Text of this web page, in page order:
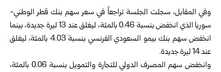
وفي المقابل، سجلت الجلسة تراجعاً في سعر سهم بنك قطر الوطني-
سوريا الذي انخفض بنسبة 0.46 بالمئة، ليغلق عند 13 ليرة جديدة، بينما
انخفض سهم بنك بيمو السعودي الفرنسي بنسبة 4.03 بالمئة، ليغلق
عند 14 ليرة جديدة.
وانخفض سهم المصرف الدولي للتجارة والتمويل بنسبة 0.06 بالمئة،